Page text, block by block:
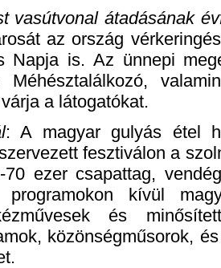
vasútvonal átadásának
az ország
Napja is. Az ünnepi
Méhésztalálkozó,
a látogatókat.
: A magyar gulyás étel
fesztiválon a
70 ezer csapattag,
programokon kívül
és
közönségműsorok,